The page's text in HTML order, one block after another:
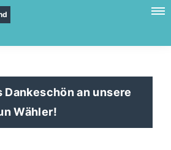
Dankeschön an unsere
Wähler!